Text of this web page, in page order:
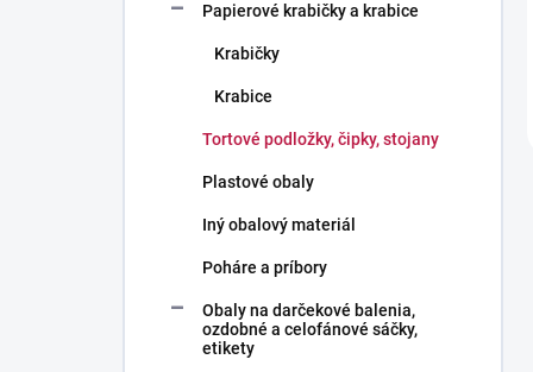
Papierové krabičky a krabice
Krabičky
Krabice
Tortové podložky, čipky, stojany
Plastové obaly
Iný obalový materiál
Poháre a príbory
Obaly na darčekové balenia,
ozdobné a celofánové sáčky,
etikety